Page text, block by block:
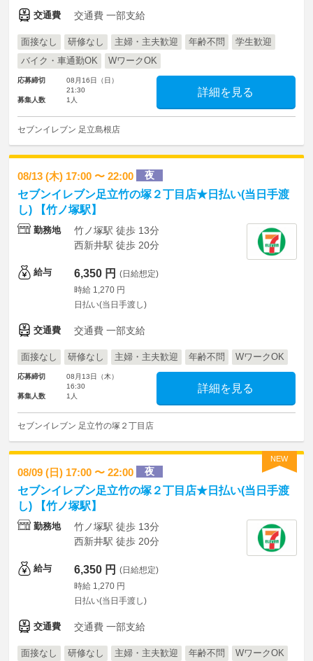
交通費 交通費 一部支給
面接なし 研修なし 主婦・主夫歓迎 年齢不問
学生歓迎
バイク・車通勤OK
WワークOK
応募締切
08月16日（日）
21:30
募集人数
1人
詳細を見る
セブンイレブン 足立島根店
08/13 (木) 17:00 〜 22:00 夜
セブンイレブン足立竹の塚２丁目店★日払い(当日手渡
し) 【竹ノ塚駅】
勤務地
竹ノ塚駅 徒歩 13分
西新井駅 徒歩 20分
給与 6,350 円 (日給想定)
時給 1,270 円
日払い(当日手渡し)
交通費 交通費 一部支給
面接なし 研修なし 主婦・主夫歓迎 年齢不問 WワークOK
応募締切
08月13日（木）
16:30
募集人数
1人
詳細を見る
セブンイレブン 足立竹の塚２丁目店
NEW
08/09 (日) 17:00 〜 22:00 夜
セブンイレブン足立竹の塚２丁目店★日払い(当日手渡
し) 【竹ノ塚駅】
勤務地
竹ノ塚駅 徒歩 13分
西新井駅 徒歩 20分
給与 6,350 円 (日給想定)
時給 1,270 円
日払い(当日手渡し)
交通費 交通費 一部支給
面接なし 研修なし 主婦・主夫歓迎 年齢不問 WワークOK